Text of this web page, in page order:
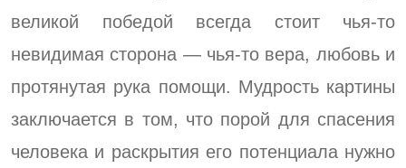
великой победой всегда стоит чья-то
невидимая сторона — чья-то вера, любовь и
протянутая рука помощи. Мудрость картины
заключается в том, что порой для спасения
человека и раскрытия его потенциала нужно